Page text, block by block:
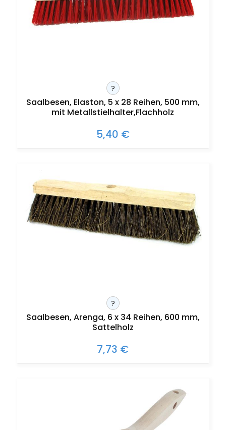
?
Saalbesen, Elaston, 5 x 28 Reihen, 500 mm,
mit Metallstielhalter,Flachholz
5,40 €
?
Saalbesen, Arenga, 6 x 34 Reihen, 600 mm,
Sattelholz
7,73 €